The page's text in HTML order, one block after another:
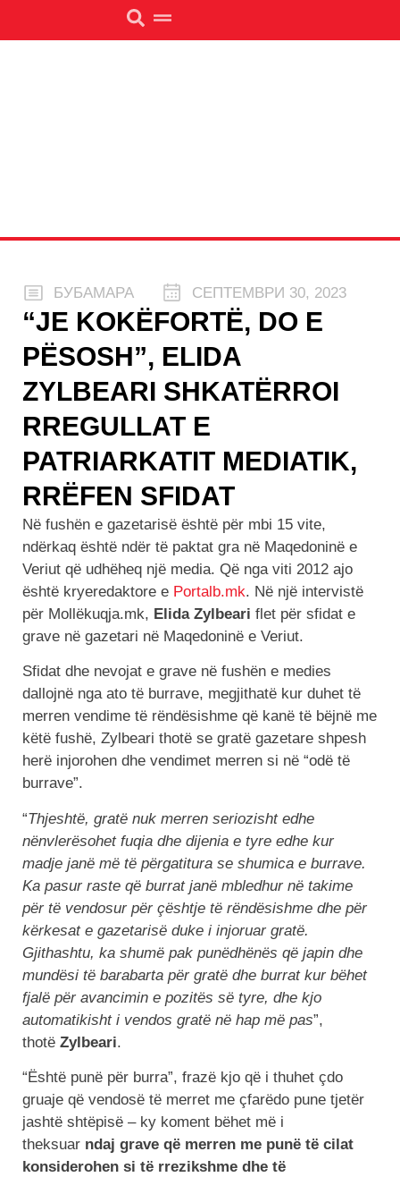
БУБАМАРА СЕПТЕМВРИ 30, 2023
“JE KOKËFORTË, DO E
PËSOSH”, ELIDA
ZYLBEARI SHKATËRROI
RREGULLAT E
PATRIARKATIT MEDIATIK,
RRËFEN SFIDAT
Në fushën e gazetarisë është për mbi 15 vite,
ndërkaq është ndër të paktat gra në Maqedoninë e
Veriut që udhëheq një media. Që nga viti 2012 ajo
është kryeredaktore e Portalb.mk. Në një intervistë
për Mollëkuqja.mk, Elida Zylbeari flet për sfidat e
grave në gazetari në Maqedoninë e Veriut.
Sfidat dhe nevojat e grave në fushën e medies
dallojnë nga ato të burrave, megjithatë kur duhet të
merren vendime të rëndësishme që kanë të bëjnë me
këtë fushë, Zylbeari thotë se gratë gazetare shpesh
herë injorohen dhe vendimet merren si në “odë të
burrave”.
“Thjeshtë, gratë nuk merren seriozisht edhe
nënvlerësohet fuqia dhe dijenia e tyre edhe kur
madje janë më të përgatitura se shumica e burrave.
Ka pasur raste që burrat janë mbledhur në takime
për të vendosur për çështje të rëndësishme dhe për
kërkesat e gazetarisë duke i injoruar gratë.
Gjithashtu, ka shumë pak punëdhënës që japin dhe
mundësi të barabarta për gratë dhe burrat kur bëhet
fjalë për avancimin e pozitës së tyre, dhe kjo
automatikisht i vendos gratë në hap më pas”,
thotë Zylbeari.
“Është punë për burra”, frazë kjo që i thuhet çdo
gruaje që vendosë të merret me çfarëdo pune tjetër
jashtë shtëpisë – ky koment bëhet më i
theksuar ndaj grave që merren me punë të cilat
konsiderohen si të rrezikshme dhe të